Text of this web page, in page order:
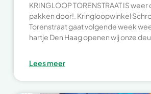
KRINGLOOP TORENSTRAAT IS
pakken door!. Kringloopwinkel
Torenstraat gaat volgende week
hartje Den Haag openen wij onze
Lees meer